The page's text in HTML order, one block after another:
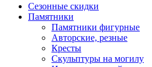
Сезонные скидки
Памятники
Памятники фигурные
Авторские, резные
Кресты
Скульптуры на могилу